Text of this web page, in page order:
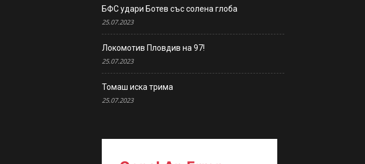
БФС удари Ботев със солена глоба
25.07.2023
Локомотив Пловдив на 97!
25.07.2023
Томаш иска трима
25.07.2023